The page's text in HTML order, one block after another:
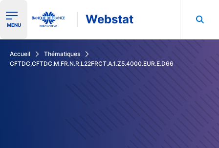
Ouvrir le menu de navigation
MENU Webstat
Accueil
Thématiques
CFTDC,CFTDC.M.FR.N.R.L22FRCT.A.1.Z5.4000.EUR.E.D66